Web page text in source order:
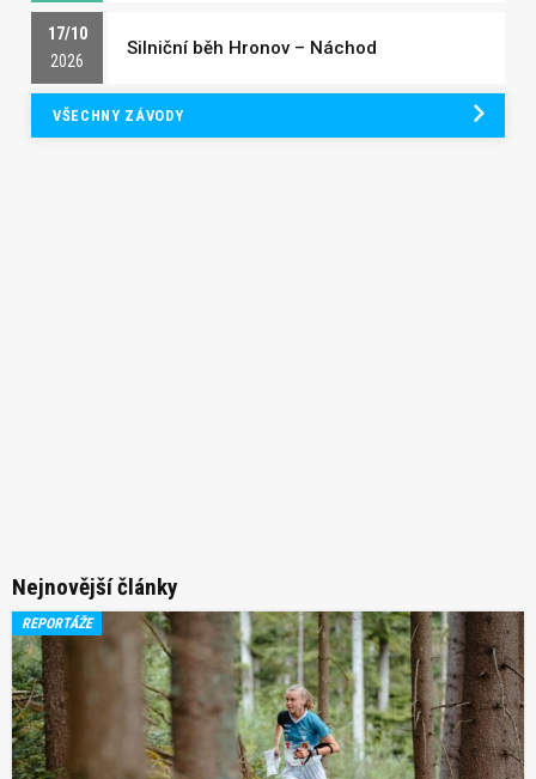
17/10
2026
Silniční běh Hronov – Náchod
VŠECHNY ZÁVODY
Nejnovější články
REPORTÁŽE